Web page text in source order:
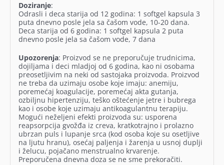
Doziranje:
Odrasli i deca starija od 12 godina: 1 softgel kapsula 3
puta dnevno posle jela sa čašom vode, 10-20 dana.
Deca starija od 6 godina: 1 softgel kapsula 2 puta
dnevno posle jela sa čašom vode, 7 dana
Upozorenja: Proizvod se ne preporučuje trudnicima,
dojiljama i deci mladjoj od 6 godina, kao ni osobama
preosetljivim na neki od sastojaka proizvoda. Proizvod
ne treba da uzimaju osobe koje imaju: anemiju,
poremećaj koagulacije, poremećaj akta gutanja,
ozbiljnu hipertenziju, teško oštećenje jetre i bubrega
kao i osobe koje uzimaju antikoagulantnu terapiju.
Mogući neželjeni efekti proizvoda su: usporena
reapsorpcija gvožđa iz creva, kratkotrajno i prolazno
ubrzan puls i lupanje srca (kod osoba koje su osetljive
na ljutu hranu), osećaj paljenja i žarenja u usnoj duplji
i želucu, pojačano menstrualno krvarenje.
Preporučena dnevna doza se ne sme prekoračiti.